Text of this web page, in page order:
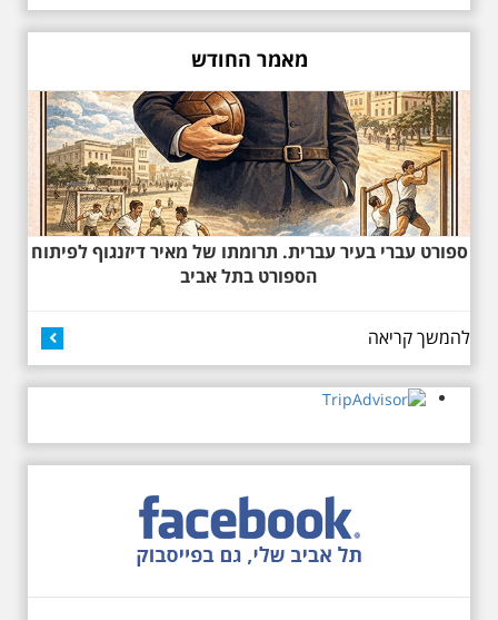
27.6.2026 - שבת בשעה
10:00 בבוקר. שכונת אבו
כביר - הנסתר והגלוי וגם
ביקור מיוחד בכנסיה
הרוסית
לראשונה ניתנת אפשרות בסיור
המיוחד הזה של אילן שחורי לבקר
בכנסייה הרוסית אורתודוכסית
המסתורית באבו כביר, בה פעל בעבר
מטה ה ק.ג.ב. מה אתם יודעים על
שכונת אבו כביר הדרומית בתל אביב.
שכונת שהוקמה במחצית הראשונה
של המאה ה-19 והפכה בתקופת
המנדט למוקד טרור נגד יהודים.
נכבשה ב"מבצע חמץ" והפכה
12.6.2026 שישי בבוקר
10:00 מיוחד לציון 13
שנים לפטירת הזמר. סיור
- עטור מצחך זהב שחור
של אריק איינשטיין -
מאמר החודש
ספורט עברי בעיר עברית. תרומתו של מאיר דיזנגוף לפיתוח
הספורט בתל אביב
להמשך קריאה